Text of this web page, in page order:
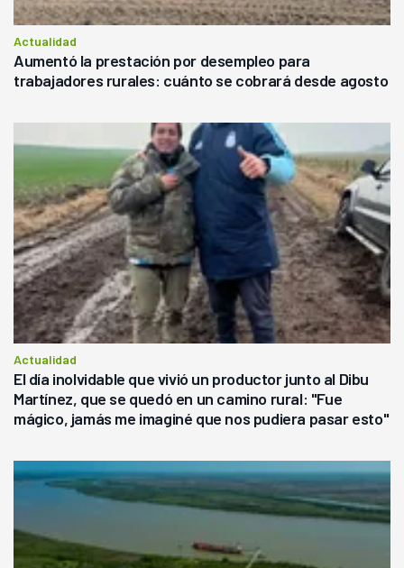
Actualidad
Aumentó la prestación por desempleo para
trabajadores rurales: cuánto se cobrará desde agosto
Actualidad
El día inolvidable que vivió un productor junto al Dibu
Martínez, que se quedó en un camino rural: "Fue
mágico, jamás me imaginé que nos pudiera pasar esto"